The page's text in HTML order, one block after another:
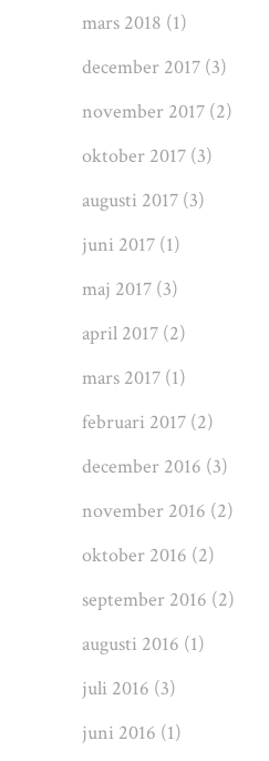
mars 2018 (1)
december 2017 (3)
november 2017 (2)
oktober 2017 (3)
augusti 2017 (3)
juni 2017 (1)
maj 2017 (3)
april 2017 (2)
mars 2017 (1)
februari 2017 (2)
december 2016 (3)
november 2016 (2)
oktober 2016 (2)
september 2016 (2)
augusti 2016 (1)
juli 2016 (3)
juni 2016 (1)